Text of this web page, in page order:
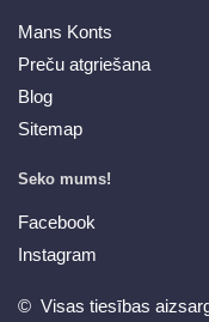
Mans Konts
Preču atgriešana
Blog
Sitemap
Seko mums!
Facebook
Instagram
© Visas tiesības